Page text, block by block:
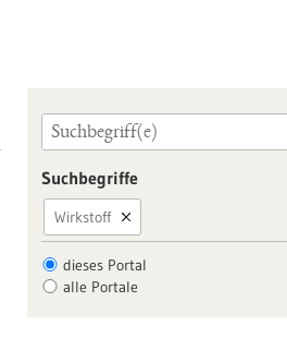
Suchbegriffe
Wirkstoff
dieses Portal
alle Portale